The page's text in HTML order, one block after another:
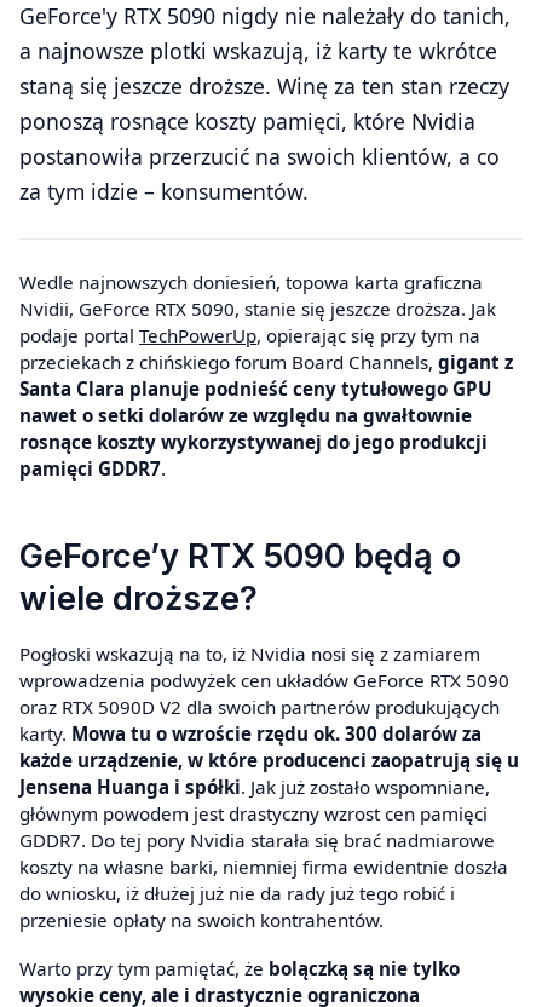
GeForce'y RTX 5090 nigdy nie należały do tanich,
a najnowsze plotki wskazują, iż karty te wkrótce
staną się jeszcze droższe. Winę za ten stan rzeczy
ponoszą rosnące koszty pamięci, które Nvidia
postanowiła przerzucić na swoich klientów, a co
za tym idzie – konsumentów.
Wedle najnowszych doniesień, topowa karta graficzna
Nvidii, GeForce RTX 5090, stanie się jeszcze droższa. Jak
podaje portal TechPowerUp, opierając się przy tym na
przeciekach z chińskiego forum Board Channels, gigant z
Santa Clara planuje podnieść ceny tytułowego GPU
nawet o setki dolarów ze względu na gwałtownie
rosnące koszty wykorzystywanej do jego produkcji
pamięci GDDR7.
GeForce’y RTX 5090 będą o
wiele droższe?
Pogłoski wskazują na to, iż Nvidia nosi się z zamiarem
wprowadzenia podwyżek cen układów GeForce RTX 5090
oraz RTX 5090D V2 dla swoich partnerów produkujących
karty. Mowa tu o wzroście rzędu ok. 300 dolarów za
każde urządzenie, w które producenci zaopatrują się u
Jensena Huanga i spółki. Jak już zostało wspomniane,
głównym powodem jest drastyczny wzrost cen pamięci
GDDR7. Do tej pory Nvidia starała się brać nadmiarowe
koszty na własne barki, niemniej firma ewidentnie doszła
do wniosku, iż dłużej już nie da rady już tego robić i
przeniesie opłaty na swoich kontrahentów.
Warto przy tym pamiętać, że bolączką są nie tylko
wysokie ceny, ale i drastycznie ograniczona